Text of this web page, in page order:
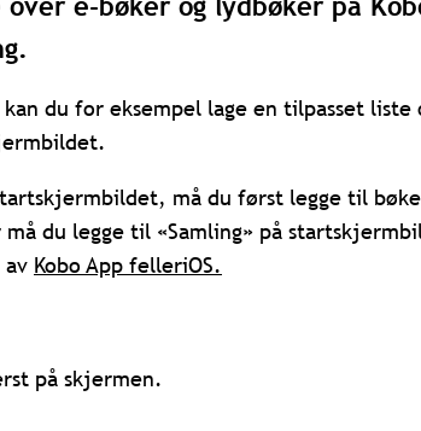
e-bøker og lydbøker på
du for eksempel lage en tilpasset liste
må du først legge til
du legge til «Samling» på
Kobo App felleriOS.
på skjermen.